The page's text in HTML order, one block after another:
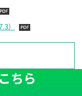
）
ちら